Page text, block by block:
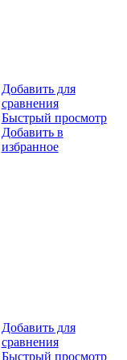
Добавить для
сравнения
Быстрый просмотр
Добавить в
избранное
Добавить для
сравнения
Быстрый просмотр